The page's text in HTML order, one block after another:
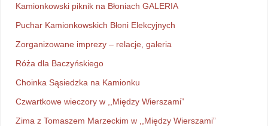
Kamionkowski piknik na Błoniach GALERIA
Puchar Kamionkowskich Błoni Elekcyjnych
Zorganizowane imprezy – relacje, galeria
Róża dla Baczyńskiego
Choinka Sąsiedzka na Kamionku
Czwartkowe wieczory w ,,Między Wierszami”
Zima z Tomaszem Marzeckim w ,,Między Wierszami”